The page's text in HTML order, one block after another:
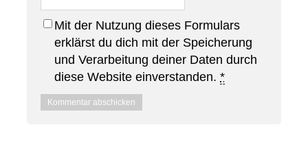
Mit der Nutzung dieses Formulars
erklärst du dich mit der Speicherung
und Verarbeitung deiner Daten durch
diese Website einverstanden. *